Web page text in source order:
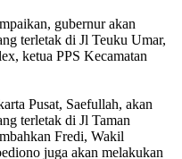
gubernur akan
terletak di Jl Teuku Umar,
ketua PPS Kecamatan
Pusat, Saefullah, akan
terletak di Jl Taman
Fredi, Wakil
juga akan melakukan